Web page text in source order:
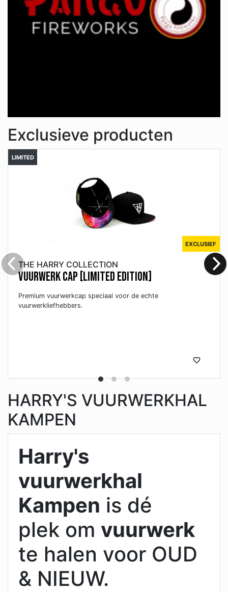
Exclusieve producten
LIMITED
EXCLUSIEF
THE HARRY COLLECTION
VUURWERK CAP [LIMITED EDITION]
Premium vuurwerkcap speciaal voor de echte
vuurwerkliefhebbers.
HARRY'S VUURWERKHAL
KAMPEN
Harry's
vuurwerkhal
Kampen is dé
plek om vuurwerk
te halen voor OUD
& NIEUW.